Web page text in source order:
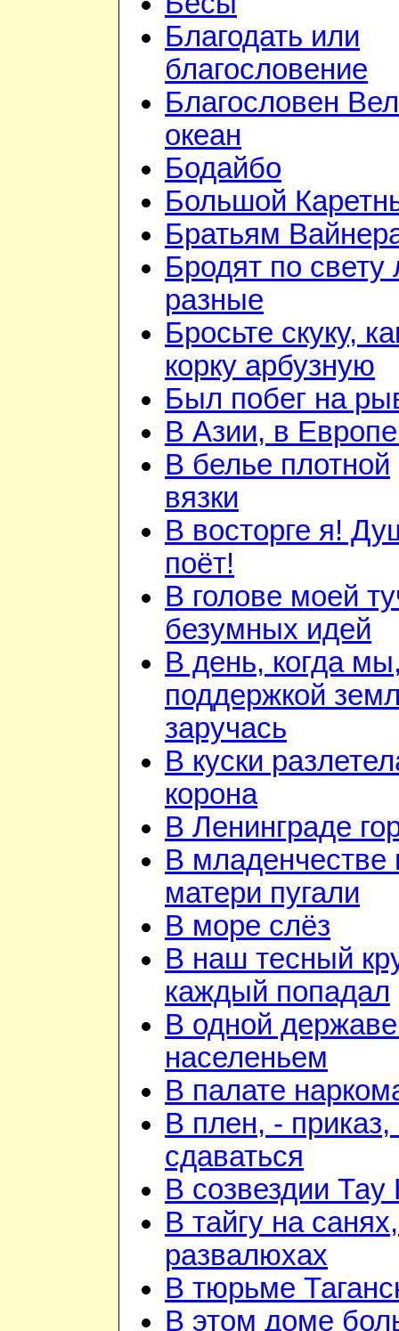
Благодать или
благословение
Благословен
океан
Бодайбо
Большой
Братьям
Бродят по свету
разные
Бросьте скуку,
корку арбузную
Был побег на
В Азии, в
В белье плотной
вязки
В восторге я!
поёт!
В голове моей
безумных идей
В день, когда
поддержкой
заручась
В куски
корона
В Ленинграде
В младенчестве
матери пугали
В море слёз
В наш тесный
каждый попадал
В одной
населеньем
В палате
В плен, - приказ,
сдаваться
В созвездии Тау
В тайгу на
развалюхах
В тюрьме
В этом доме